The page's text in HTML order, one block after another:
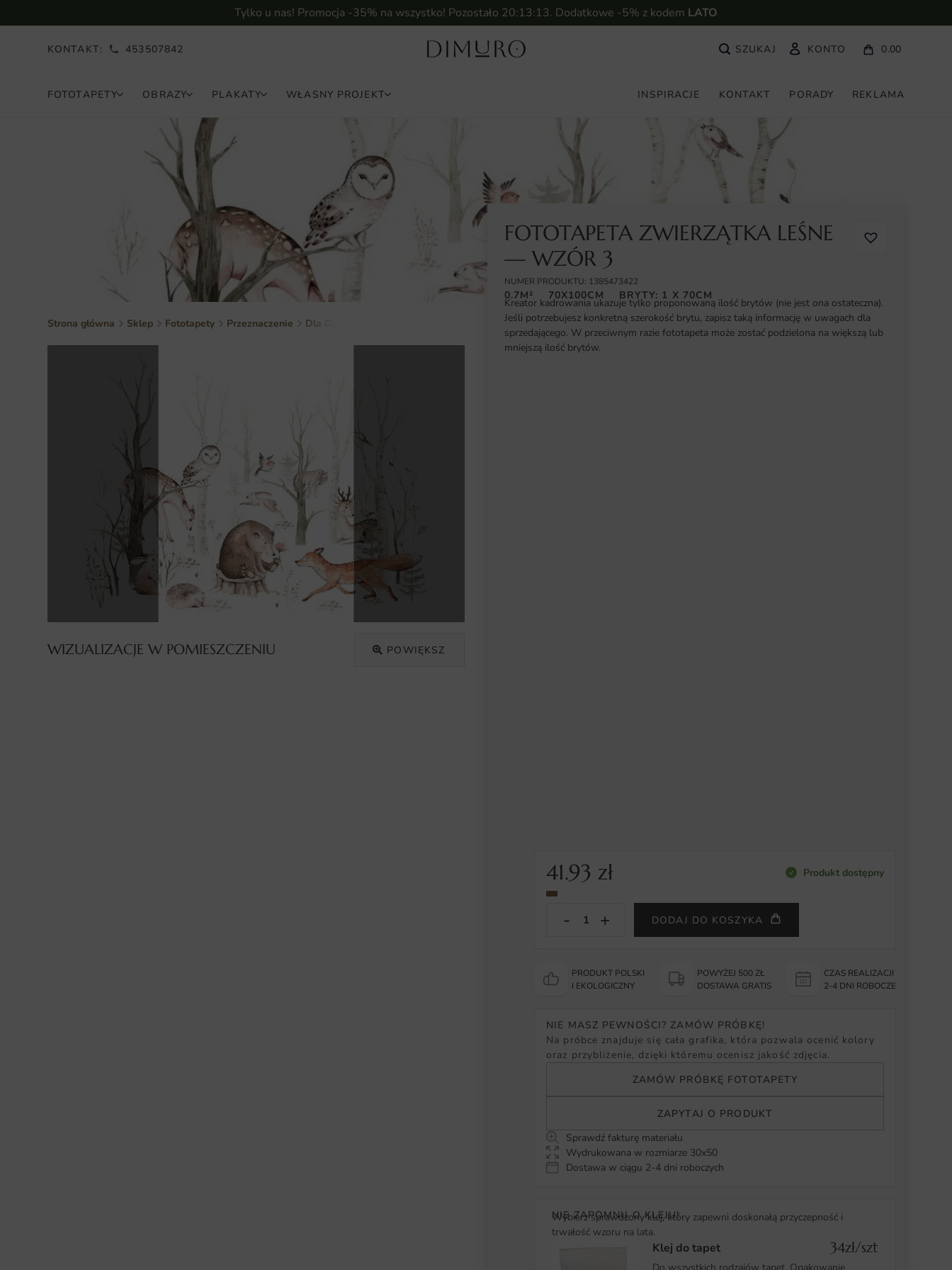
Tylko u nas! Promocja -35% na wszystko! Pozostało 20:13:12. Dodatkowe -5% z kodem LATO
KONTAKT: 453507842 KONTO 0.00
FOTOTAPETY OBRAZY PLAKATY WŁASNY PROJEKT INSPIRACJE KONTAKT PORADY REKLAMA
Strona główna Sklep Fototapety Przeznaczenie Dla Dziecka Fototapeta Zwierzątka Leśne
WIZUALIZACJE W POMIESZCZENIU POWIĘKSZ
FOTOTAPETA ZWIERZĄTKA LEŚNE
— WZÓR 3
NUMER PRODUKTU: 1385473422
0.7M² 70X100CM BRYTY: 1 X 70CM
Kreator kadrowania ukazuje tylko proponowaną ilość brytów (nie jest ona ostateczna).
Jeśli potrzebujesz konkretną szerokość brytu, zapisz taką informację w uwagach dla
sprzedającego. W przeciwnym razie fototapeta może zostać podzielona na większą lub
mniejszą ilość brytów.
41.93zł Produkt dostępny
DODAJ DO KOSZYKA
PRODUKT POLSKI
I EKOLOGICZNY
POWYŻEJ 500 ZŁ
DOSTAWA GRATIS
CZAS REALIZACJI
2-4 DNI ROBOCZE
NIE MASZ PEWNOŚCI? ZAMÓW PRÓBKĘ!
Na próbce znajduje się cała grafika, która pozwala ocenić kolory
oraz przybliżenie, dzięki któremu ocenisz jakość zdjęcia.
ZAMÓW PRÓBKĘ FOTOTAPETY
ZAPYTAJ O PRODUKT
Sprawdź fakturę materiału
Wydrukowana w rozmiarze 30x50
Dostawa w ciągu 2-4 dni roboczych
NIE ZAPOMNIJ O KLEJU!
Wybierz sprawdzony klej, który zapewni doskonałą przyczepność i
trwałość wzoru na lata.
Klej do tapet 34zł/szt